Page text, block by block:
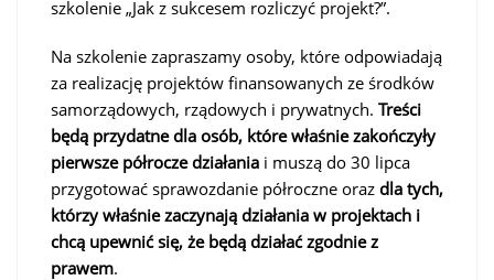
szkolenie „Jak z sukcesem rozliczyć projekt?”.
Na szkolenie zapraszamy osoby, które odpowiadają
za realizację projektów finansowanych ze środków
samorządowych, rządowych i prywatnych. Treści
będą przydatne dla osób, które właśnie zakończyły
pierwsze półrocze działania i muszą do 30 lipca
przygotować sprawozdanie półroczne oraz dla tych,
którzy właśnie zaczynają działania w projektach i
chcą upewnić się, że będą działać zgodnie z
prawem.